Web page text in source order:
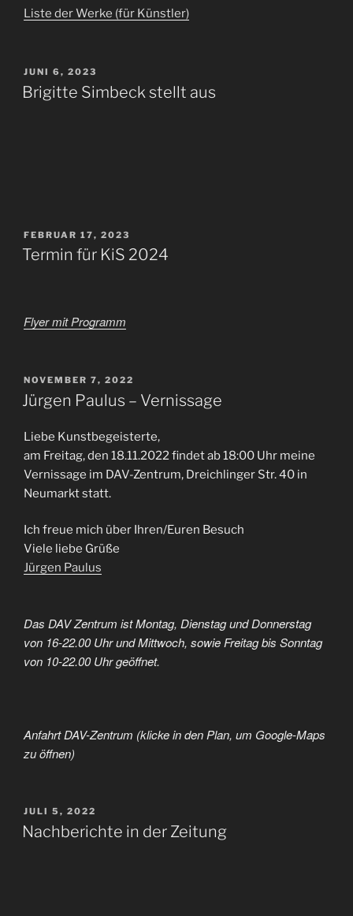
Liste der Werke (für Künstler)
VERÖFFENTLICHT
AM
JUNI 6, 2023
Brigitte Simbeck stellt aus
VERÖFFENTLICHT
AM
FEBRUAR 17, 2023
Termin für KiS 2024
Flyer mit Programm
VERÖFFENTLICHT
AM
NOVEMBER 7, 2022
Jürgen Paulus – Vernissage
Liebe Kunstbegeisterte,
am Freitag, den 18.11.2022 findet ab 18:00 Uhr meine
Vernissage im DAV-Zentrum, Dreichlinger Str. 40 in
Neumarkt statt.
Ich freue mich über Ihren/Euren Besuch
Viele liebe Grüße
Jürgen Paulus
Das DAV Zentrum ist Montag, Dienstag und Donnerstag
von 16-22.00 Uhr und Mittwoch, sowie Freitag bis Sonntag
von 10-22.00 Uhr geöffnet.
Anfahrt DAV-Zentrum (klicke in den Plan, um Google-Maps
zu öffnen)
VERÖFFENTLICHT
AM
JULI 5, 2022
Nachberichte in der Zeitung